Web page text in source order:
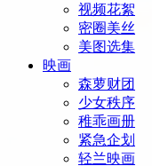
视频花絮
密圈美丝
美图选集
映画
森萝财团
少女秩序
稚乖画册
紧急企划
轻兰映画